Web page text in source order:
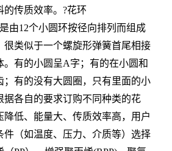
的传质效率。?花环
是由12个小圆环按径向排列而组成
很类似于一个螺旋形弹簧首尾相接
。有的小圆呈A字；有的在小圆和
；有的没有大圆圈，只有里面的小
据各自的要求订购不同种类的花
降低、能量大、传质效率高，用户
件（如温度、压力、介质等）选择